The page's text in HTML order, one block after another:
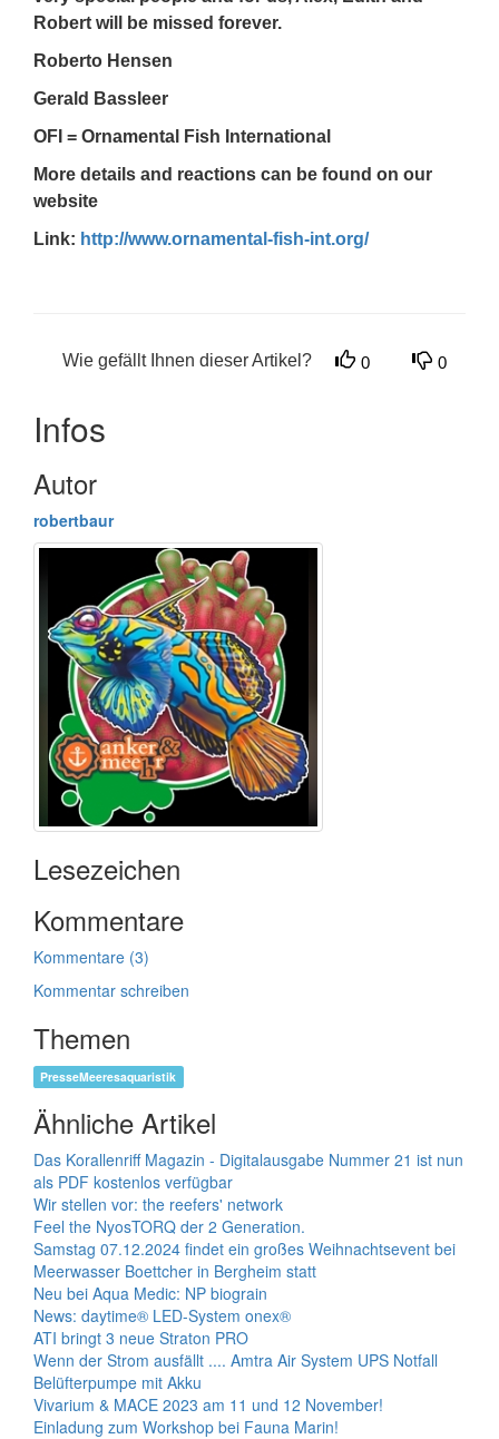
Robert will be missed forever.
Roberto Hensen
Gerald Bassleer
OFI = Ornamental Fish International
More details and reactions can be found on our
website
Link: http://www.ornamental-fish-int.org/
Wie gefällt Ihnen dieser Artikel? 0 0
Infos
Autor
robertbaur
Lesezeichen
Kommentare
Kommentare (3)
Kommentar schreiben
Themen
PresseMeeresaquaristik
Ähnliche Artikel
Das Korallenriff Magazin - Digitalausgabe Nummer 21 ist nun
als PDF kostenlos verfügbar
Wir stellen vor: the reefers' network
Feel the NyosTORQ der 2 Generation.
Samstag 07.12.2024 findet ein großes Weihnachtsevent bei
Meerwasser Boettcher in Bergheim statt
Neu bei Aqua Medic: NP biograin
News: daytime® LED-System onex®
ATI bringt 3 neue Straton PRO
Wenn der Strom ausfällt .... Amtra Air System UPS Notfall
Belüfterpumpe mit Akku
Vivarium & MACE 2023 am 11 und 12 November!
Einladung zum Workshop bei Fauna Marin!